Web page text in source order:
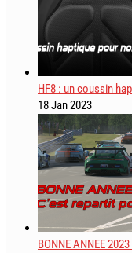
HF8 : un coussin
18 Jan 2023
BONNE ANNEE